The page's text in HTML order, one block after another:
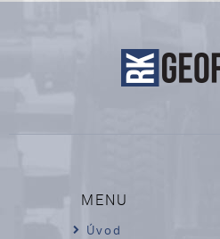
MENU
Úvod